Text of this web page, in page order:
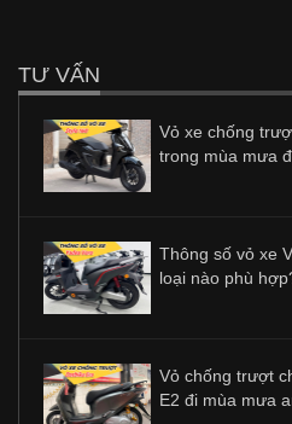
TƯ VẤN
Vỏ xe chống
trong mùa mưa
Thông số vỏ xe
loại nào phù
Vỏ chống trượt
E2 đi mùa mưa